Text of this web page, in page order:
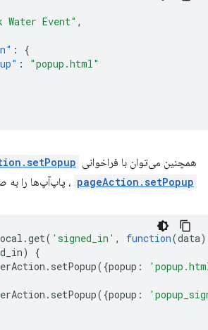
Water Event" ,
:
{
:
"popup.html"
همچنین می‌توان با فراخوانی
pageAction.setPopup ، پاپ‌آپ‌ها را به
.get( 'signed_in' , function(data)
)
{
. setPopup({popup :
. setPopup({popup :